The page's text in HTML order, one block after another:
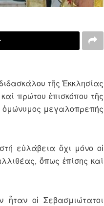
τῆς Ἐκκλησίας
πρώτου ἐπισκόπου τῆς
ὁμώνυμος μεγαλοπρεπής
εὐλάβεια ὄχι μόνο οἱ
ὅπως ἐπίσης καί
οἱ Σεβασμιώτατοι